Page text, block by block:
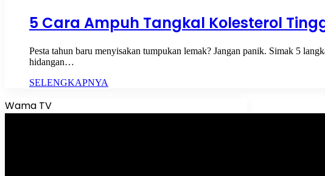
5 Cara Ampuh Tangkal Kolesterol
Pesta tahun baru menyisakan tumpukan lemak? Jangan panik. Simak 5
hidangan…
SELENGKAPNYA
Wama TV